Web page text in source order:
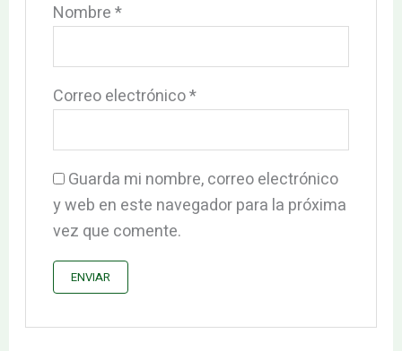
Nombre*
Correo electrónico*
Guarda mi nombre, correo electrónico
y web en este navegador para la próxima
vez que comente.